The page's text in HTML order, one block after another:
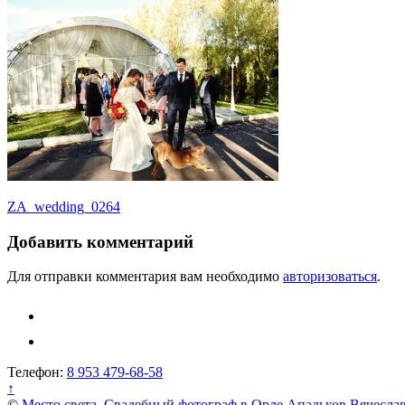
Навигация
по
записям
ZA_wedding_0264
Добавить комментарий
Для отправки комментария вам необходимо авторизоваться.
Телефон: 8 953 479-68-58
↑